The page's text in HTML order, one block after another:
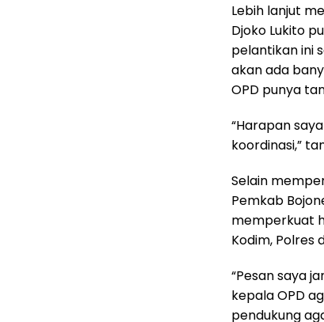
Lebih lanjut
Djoko Lukito
pelantikan ini
akan ada
OPD punya
“Harapan
koordinasi,”
Selain
Pemkab
memperkuat
Kodim, Polres
“Pesan saya
kepala OPD
pendukung